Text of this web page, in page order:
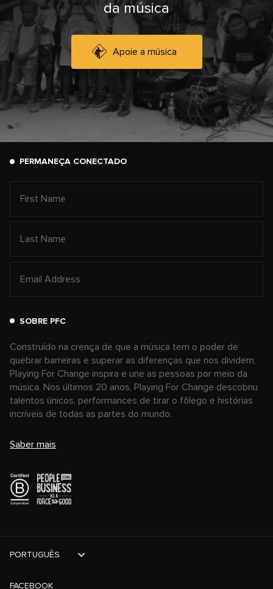
da música
Apoie a música
PERMANEÇA CONECTADO
SOBRE PFC
Construído na crença de que a música tem o poder de
quebrar barreiras e superar as diferenças que nos dividem,
Playing For Change inspira e une as pessoas por meio da
música. Nos últimos 20 anos, Playing For Change descobriu
talentos únicos, performances de tirar o fôlego e histórias
incríveis de todas as partes do mundo.
Saber mais
FACEBOOK
PORTUGUÊS